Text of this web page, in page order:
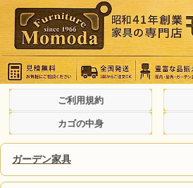
ご利用規約
カゴの中身
ガーデン家具